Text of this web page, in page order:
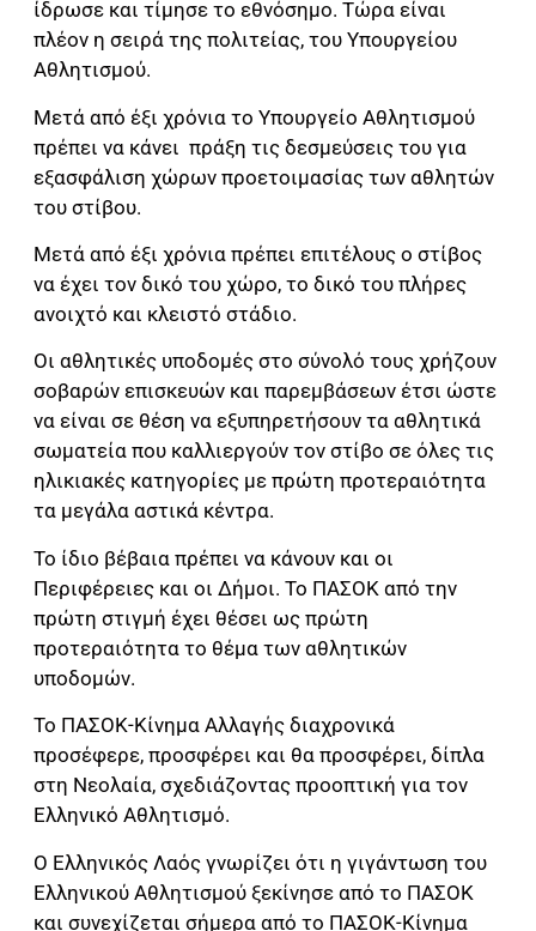
ίδρωσε και τίμησε το εθνόσημο. Τώρα είναι
πλέον η σειρά της πολιτείας, του Υπουργείου
Αθλητισμού.
Μετά από έξι χρόνια το Υπουργείο Αθλητισμού
πρέπει να κάνει πράξη τις δεσμεύσεις του για
εξασφάλιση χώρων προετοιμασίας των αθλητών
του στίβου.
Μετά από έξι χρόνια πρέπει επιτέλους ο στίβος
να έχει τον δικό του χώρο, το δικό του πλήρες
ανοιχτό και κλειστό στάδιο.
Οι αθλητικές υποδομές στο σύνολό τους χρήζουν
σοβαρών επισκευών και παρεμβάσεων έτσι ώστε
να είναι σε θέση να εξυπηρετήσουν τα αθλητικά
σωματεία που καλλιεργούν τον στίβο σε όλες τις
ηλικιακές κατηγορίες με πρώτη προτεραιότητα
τα μεγάλα αστικά κέντρα.
Το ίδιο βέβαια πρέπει να κάνουν και οι
Περιφέρειες και οι Δήμοι. Το ΠΑΣΟΚ από την
πρώτη στιγμή έχει θέσει ως πρώτη
προτεραιότητα το θέμα των αθλητικών
υποδομών.
Το ΠΑΣΟΚ-Κίνημα Αλλαγής διαχρονικά
προσέφερε, προσφέρει και θα προσφέρει, δίπλα
στη Νεολαία, σχεδιάζοντας προοπτική για τον
Ελληνικό Αθλητισμό.
Ο Ελληνικός Λαός γνωρίζει ότι η γιγάντωση του
Ελληνικού Αθλητισμού ξεκίνησε από το ΠΑΣΟΚ
και συνεχίζεται σήμερα από το ΠΑΣΟΚ-Κίνημα